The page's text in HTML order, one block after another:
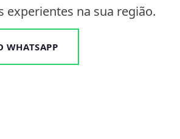
experientes na sua região.
WHATSAPP